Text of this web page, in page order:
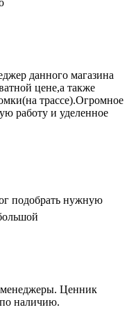
данного магазина
цене,а также
трассе).Огромное
работу и уделенное
подобрать нужную
менеджеры. Ценник
наличию.